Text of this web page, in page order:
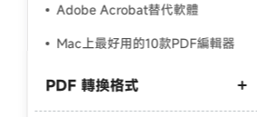
Adobe Acrobat替代軟體
Mac上最好用的10款PDF編輯器
PDF 轉換格式